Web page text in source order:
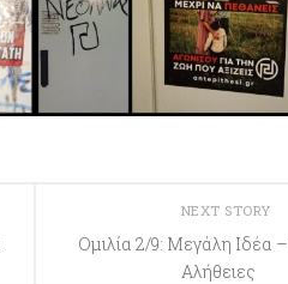
NEXT STORY
Ομιλία 2/9: Μεγάλη Ιδέα
Αλήθειες